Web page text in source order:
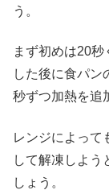
う。
まず初めは20
した後に食パン
秒ずつ加熱を追
レンジによって
して解凍しよう
しょう。